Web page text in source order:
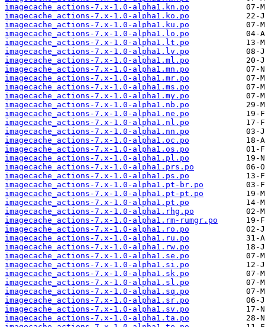
imagecache_actions-7.x-1.0-alpha1.kn.po
imagecache_actions-7.x-1.0-alpha1.ko.po
imagecache_actions-7.x-1.0-alpha1.ku.po
imagecache_actions-7.x-1.0-alpha1.lo.po
imagecache_actions-7.x-1.0-alpha1.lt.po
imagecache_actions-7.x-1.0-alpha1.lv.po
imagecache_actions-7.x-1.0-alpha1.ml.po
imagecache_actions-7.x-1.0-alpha1.mn.po
imagecache_actions-7.x-1.0-alpha1.mr.po
imagecache_actions-7.x-1.0-alpha1.ms.po
imagecache_actions-7.x-1.0-alpha1.my.po
imagecache_actions-7.x-1.0-alpha1.nb.po
imagecache_actions-7.x-1.0-alpha1.ne.po
imagecache_actions-7.x-1.0-alpha1.nl.po
imagecache_actions-7.x-1.0-alpha1.nn.po
imagecache_actions-7.x-1.0-alpha1.oc.po
imagecache_actions-7.x-1.0-alpha1.os.po
imagecache_actions-7.x-1.0-alpha1.pl.po
imagecache_actions-7.x-1.0-alpha1.prs.po
imagecache_actions-7.x-1.0-alpha1.ps.po
imagecache_actions-7.x-1.0-alpha1.pt-br.po
imagecache_actions-7.x-1.0-alpha1.pt-pt.po
imagecache_actions-7.x-1.0-alpha1.pt.po
imagecache_actions-7.x-1.0-alpha1.rhg.po
imagecache_actions-7.x-1.0-alpha1.rm-rumgr.po
imagecache_actions-7.x-1.0-alpha1.ro.po
imagecache_actions-7.x-1.0-alpha1.ru.po
imagecache_actions-7.x-1.0-alpha1.rw.po
imagecache_actions-7.x-1.0-alpha1.se.po
imagecache_actions-7.x-1.0-alpha1.si.po
imagecache_actions-7.x-1.0-alpha1.sk.po
imagecache_actions-7.x-1.0-alpha1.sl.po
imagecache_actions-7.x-1.0-alpha1.sq.po
imagecache_actions-7.x-1.0-alpha1.sr.po
imagecache_actions-7.x-1.0-alpha1.sv.po
imagecache_actions-7.x-1.0-alpha1.ta.po